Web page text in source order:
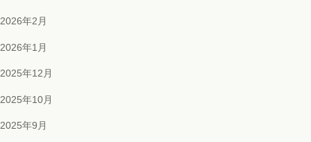
2026年2月
2026年1月
2025年12月
2025年10月
2025年9月